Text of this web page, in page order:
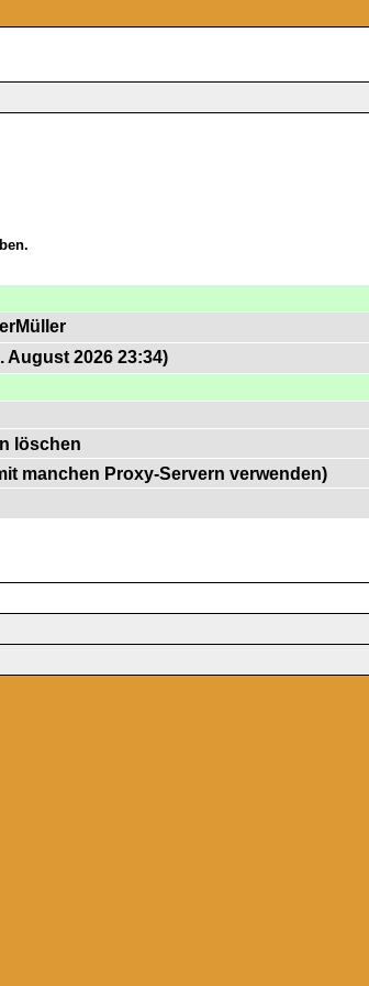
August 2026 23:34)
löschen
manchen Proxy-Servern verwenden)